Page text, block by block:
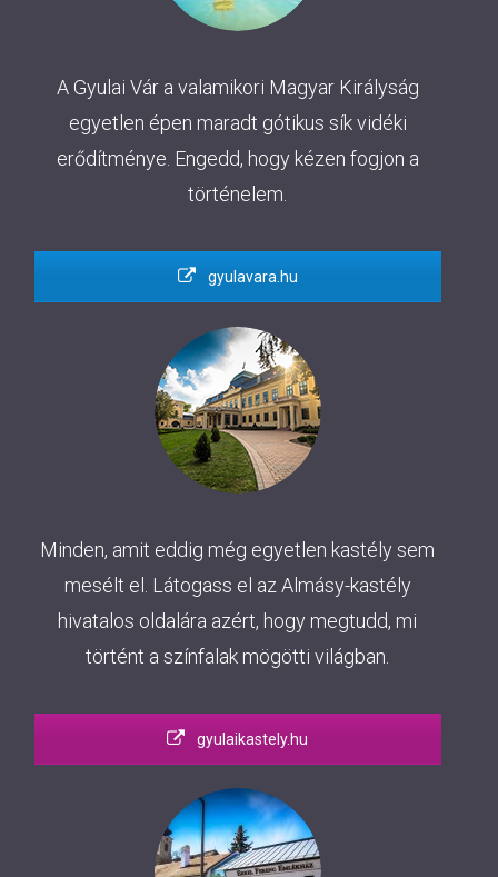
A Gyulai Vár a valamikori Magyar Királyság
egyetlen épen maradt gótikus sík vidéki
erődítménye. Engedd, hogy kézen fogjon a
történelem.
gyulavara.hu
Minden, amit eddig még egyetlen kastély sem
mesélt el. Látogass el az Almásy-kastély
hivatalos oldalára azért, hogy megtudd, mi
történt a színfalak mögötti világban.
gyulaikastely.hu